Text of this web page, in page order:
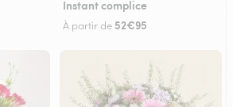
Instant complice
À partir de 52€95